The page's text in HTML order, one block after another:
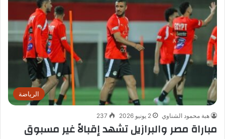
الرياضة
هبة محمود الشناوي 2 يونيو 2026 237
مباراة مصر والبرازيل تشهد إقبالاً غير مسبوق